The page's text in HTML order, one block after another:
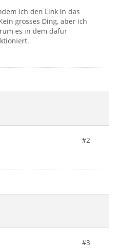
ich den Link in das
grosses Ding, aber ich
es in dem dafür
#2
#3